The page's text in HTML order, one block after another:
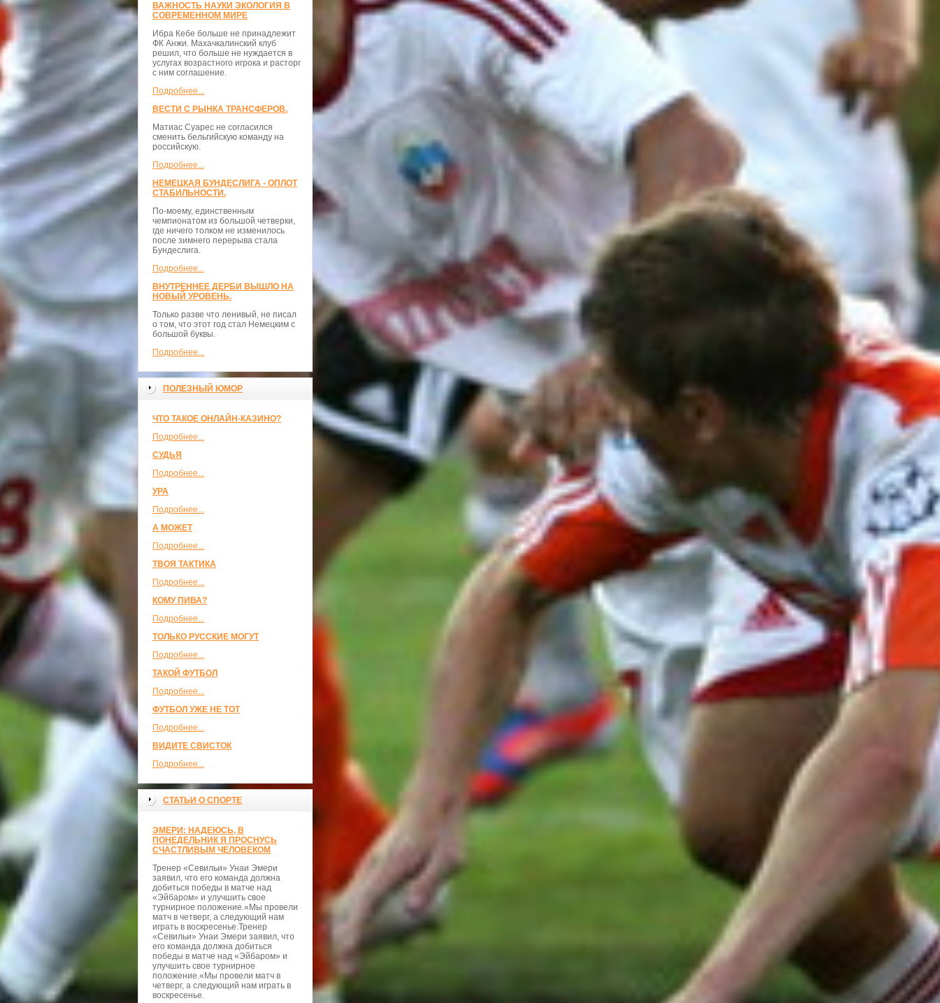
ВАЖНОСТЬ НАУКИ ЭКОЛОГИЯ В
СОВРЕМЕННОМ МИРЕ
Ибра Кебе больше не принадлежит
ФК Анжи. Махачкалинский клуб
решил, что больше не нуждается в
услугах возрастного игрока и расторг
с ним соглашение.
Подробнее...
ВЕСТИ С РЫНКА ТРАНСФЕРОВ.
Матиас Суарес не согласился
сменить бельгийскую команду на
российскую.
Подробнее...
НЕМЕЦКАЯ БУНДЕСЛИГА - ОПЛОТ
СТАБИЛЬНОСТИ.
По-моему, единственным
чемпионатом из большой четверки,
где ничего толком не изменилось
после зимнего перерыва стала
Бундеслига.
Подробнее...
ВНУТРЕННЕЕ ДЕРБИ ВЫШЛО НА
НОВЫЙ УРОВЕНЬ.
Только разве что ленивый, не писал
о том, что этот год стал Немецким с
большой буквы.
Подробнее...
ПОЛЕЗНЫЙ ЮМОР
ЧТО ТАКОЕ ОНЛАЙН-КАЗИНО?
Подробнее...
СУДЬЯ
Подробнее...
УРА
Подробнее...
А МОЖЕТ
Подробнее...
ТВОЯ ТАКТИКА
Подробнее...
КОМУ ПИВА?
Подробнее...
ТОЛЬКО РУССКИЕ МОГУТ
Подробнее...
ТАКОЙ ФУТБОЛ
Подробнее...
ФУТБОЛ УЖЕ НЕ ТОТ
Подробнее...
ВИДИТЕ СВИСТОК
Подробнее...
СТАТЬИ О СПОРТЕ
ЭМЕРИ: НАДЕЮСЬ, В
ПОНЕДЕЛЬНИК Я ПРОСНУСЬ
СЧАСТЛИВЫМ ЧЕЛОВЕКОМ
Тренер «Севильи» Унаи Эмери
заявил, что его команда должна
добиться победы в матче над
«Эйбаром» и улучшить свое
турнирное положение.«Мы провели
матч в четверг, а следующий нам
играть в воскресенье.Тренер
«Севильи» Унаи Эмери заявил, что
его команда должна добиться
победы в матче над «Эйбаром» и
улучшить свое турнирное
положение.«Мы провели матч в
четверг, а следующий нам играть в
воскресенье.